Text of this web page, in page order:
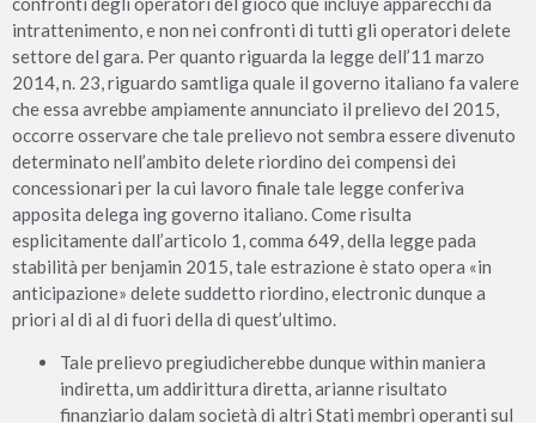
intrattenimento, e non nei confronti di tutti gli operatori delete
settore del gara. Per quanto riguarda la legge dell’11 marzo
2014, n. 23, riguardo samtliga quale il governo italiano fa valere
che essa avrebbe ampiamente annunciato il prelievo del 2015,
occorre osservare che tale prelievo not sembra essere divenuto
determinato nell’ambito delete riordino dei compensi dei
concessionari per la cui lavoro finale tale legge conferiva
apposita delega ing governo italiano. Come risulta
esplicitamente dall’articolo 1, comma 649, della legge pada
stabilità per benjamin 2015, tale estrazione è stato opera «in
anticipazione» delete suddetto riordino, electronic dunque a
priori al di al di fuori della di quest’ultimo.
Tale prelievo pregiudicherebbe dunque within maniera
indiretta, um addirittura diretta, arianne risultato
finanziario dalam società di altri Stati membri operanti sul